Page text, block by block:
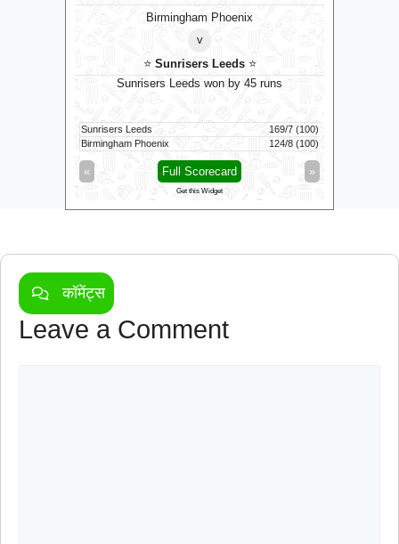
Birmingham Phoenix
v
⭐Sunrisers Leeds ⭐
Sunrisers Leeds won by 45 runs
Sunrisers Leeds
169/7 (100)
Birmingham Phoenix
124/8 (100)
« »
Full Scorecard
Get this Widget
कॉमेंट्स
Leave a Comment